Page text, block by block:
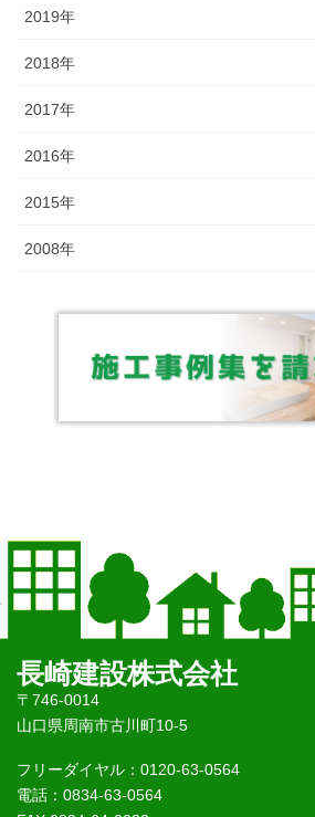
2019年
2018年
2017年
2016年
2015年
2008年
長崎建設株式会社
〒746-0014
山口県周南市古川町10-5
フリーダイヤル：0120-63-0564
電話：0834-63-0564